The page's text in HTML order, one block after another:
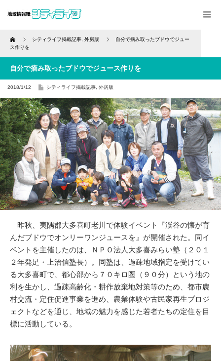
Home シティライフ掲載記事 外房版
自分で摘み取ったブドウでジュー
ス作りを
自分で摘み取ったブドウでジュース作りを
2018/1/12 シティライフ掲載記事 外房版
昨秋、夷隅郡大多喜町老川で体験イベント『渓谷の懐が育
んだブドウでオンリーワンジュースを』が開催された。同イ
ベントを主催したのは、ＮＰＯ法人大多喜みらい塾（２０１
２年発足・上治信塾長）。同塾は、過疎地域指定を受けてい
る大多喜町で、都心部から７０キロ圏（９０分）という地の
利を生かし、過疎高齢化・耕作放棄地対策等のため、都市農
村交流・定住促進事業を進め、農業体験や古民家再生プロジ
ェクトなどを通じ、地域の魅力を感じた若者たちの定住を目
標に活動している。